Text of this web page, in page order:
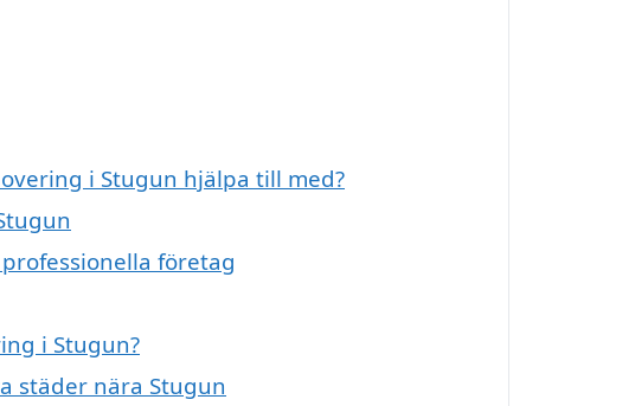
i Stugun hjälpa till med?
företag
i Stugun?
städer nära Stugun